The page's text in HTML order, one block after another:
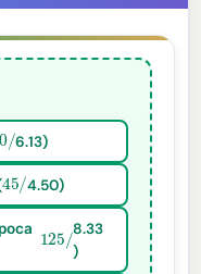
6.13)
45
/ 4.50)
125 /8.33
)